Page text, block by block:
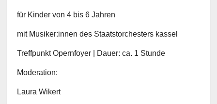
für Kinder von 4 bis 6 Jahren
mit Musiker:innen des Staatstorchesters kassel
Treffpunkt Opernfoyer | Dauer: ca. 1 Stunde
Moderation:
Laura Wikert